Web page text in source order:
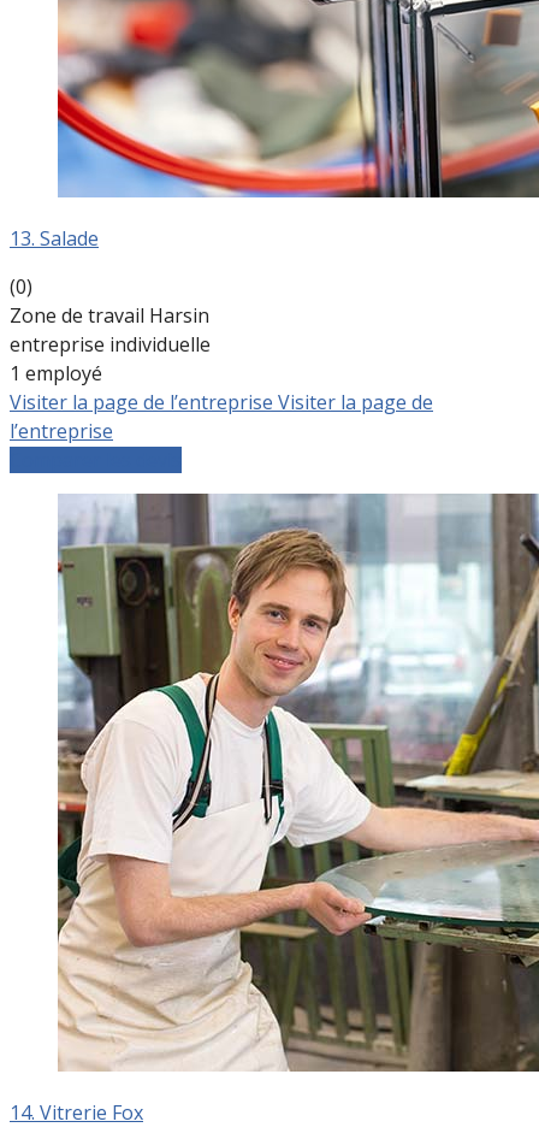
13. Salade
(0)
Zone de travail Harsin
entreprise individuelle
1 employé
Visiter la page de l’entreprise Visiter la page de
l’entreprise
14. Vitrerie Fox